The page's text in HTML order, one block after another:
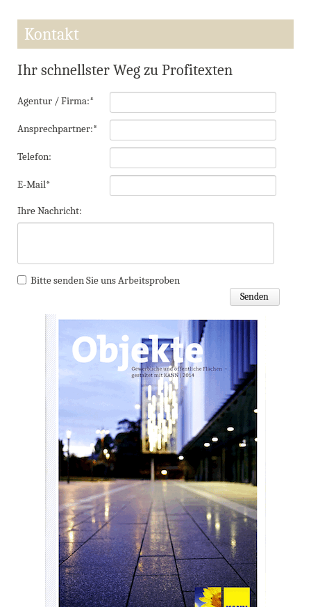
Kontakt
Ihr schnellster Weg zu Profitexten
Pflichtfeld
Agentur / Firma:*
Pflichtfeld
Ansprechpartner:*
Telefon:
Pflichtfeld
E-Mail*
Ihre Nachricht:
Bitte senden Sie uns Arbeitsproben
Senden